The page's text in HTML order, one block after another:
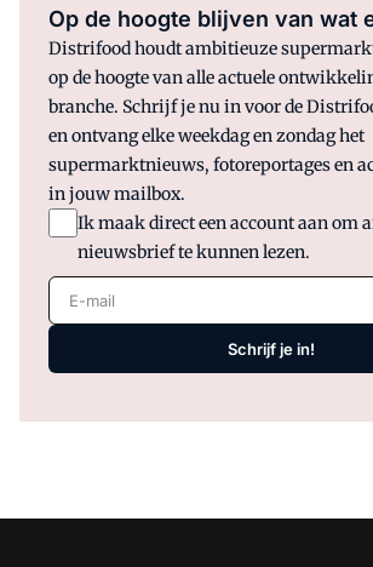
belangrijk: de
eerst weer blij
Op de hoogte blijven van wat
Distrifood houdt ambitieuze
op de hoogte van alle actuele
branche. Schrijf je nu in voor de
en ontvang elke weekdag en zondag het
supermarktnieuws, fotoreportages en
in jouw mailbox.
Ik maak direct een account aan om
nieuwsbrief te kunnen lezen.
E-mail
Schrijf je in!